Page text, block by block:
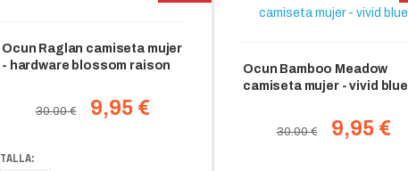
Ocun Raglan camiseta mujer
- hardware blossom raison
30.00 € 9,95 €
TALLA:
Ocun Bamboo Meadow
camiseta mujer - vivid blue
30.00 € 9,95 €